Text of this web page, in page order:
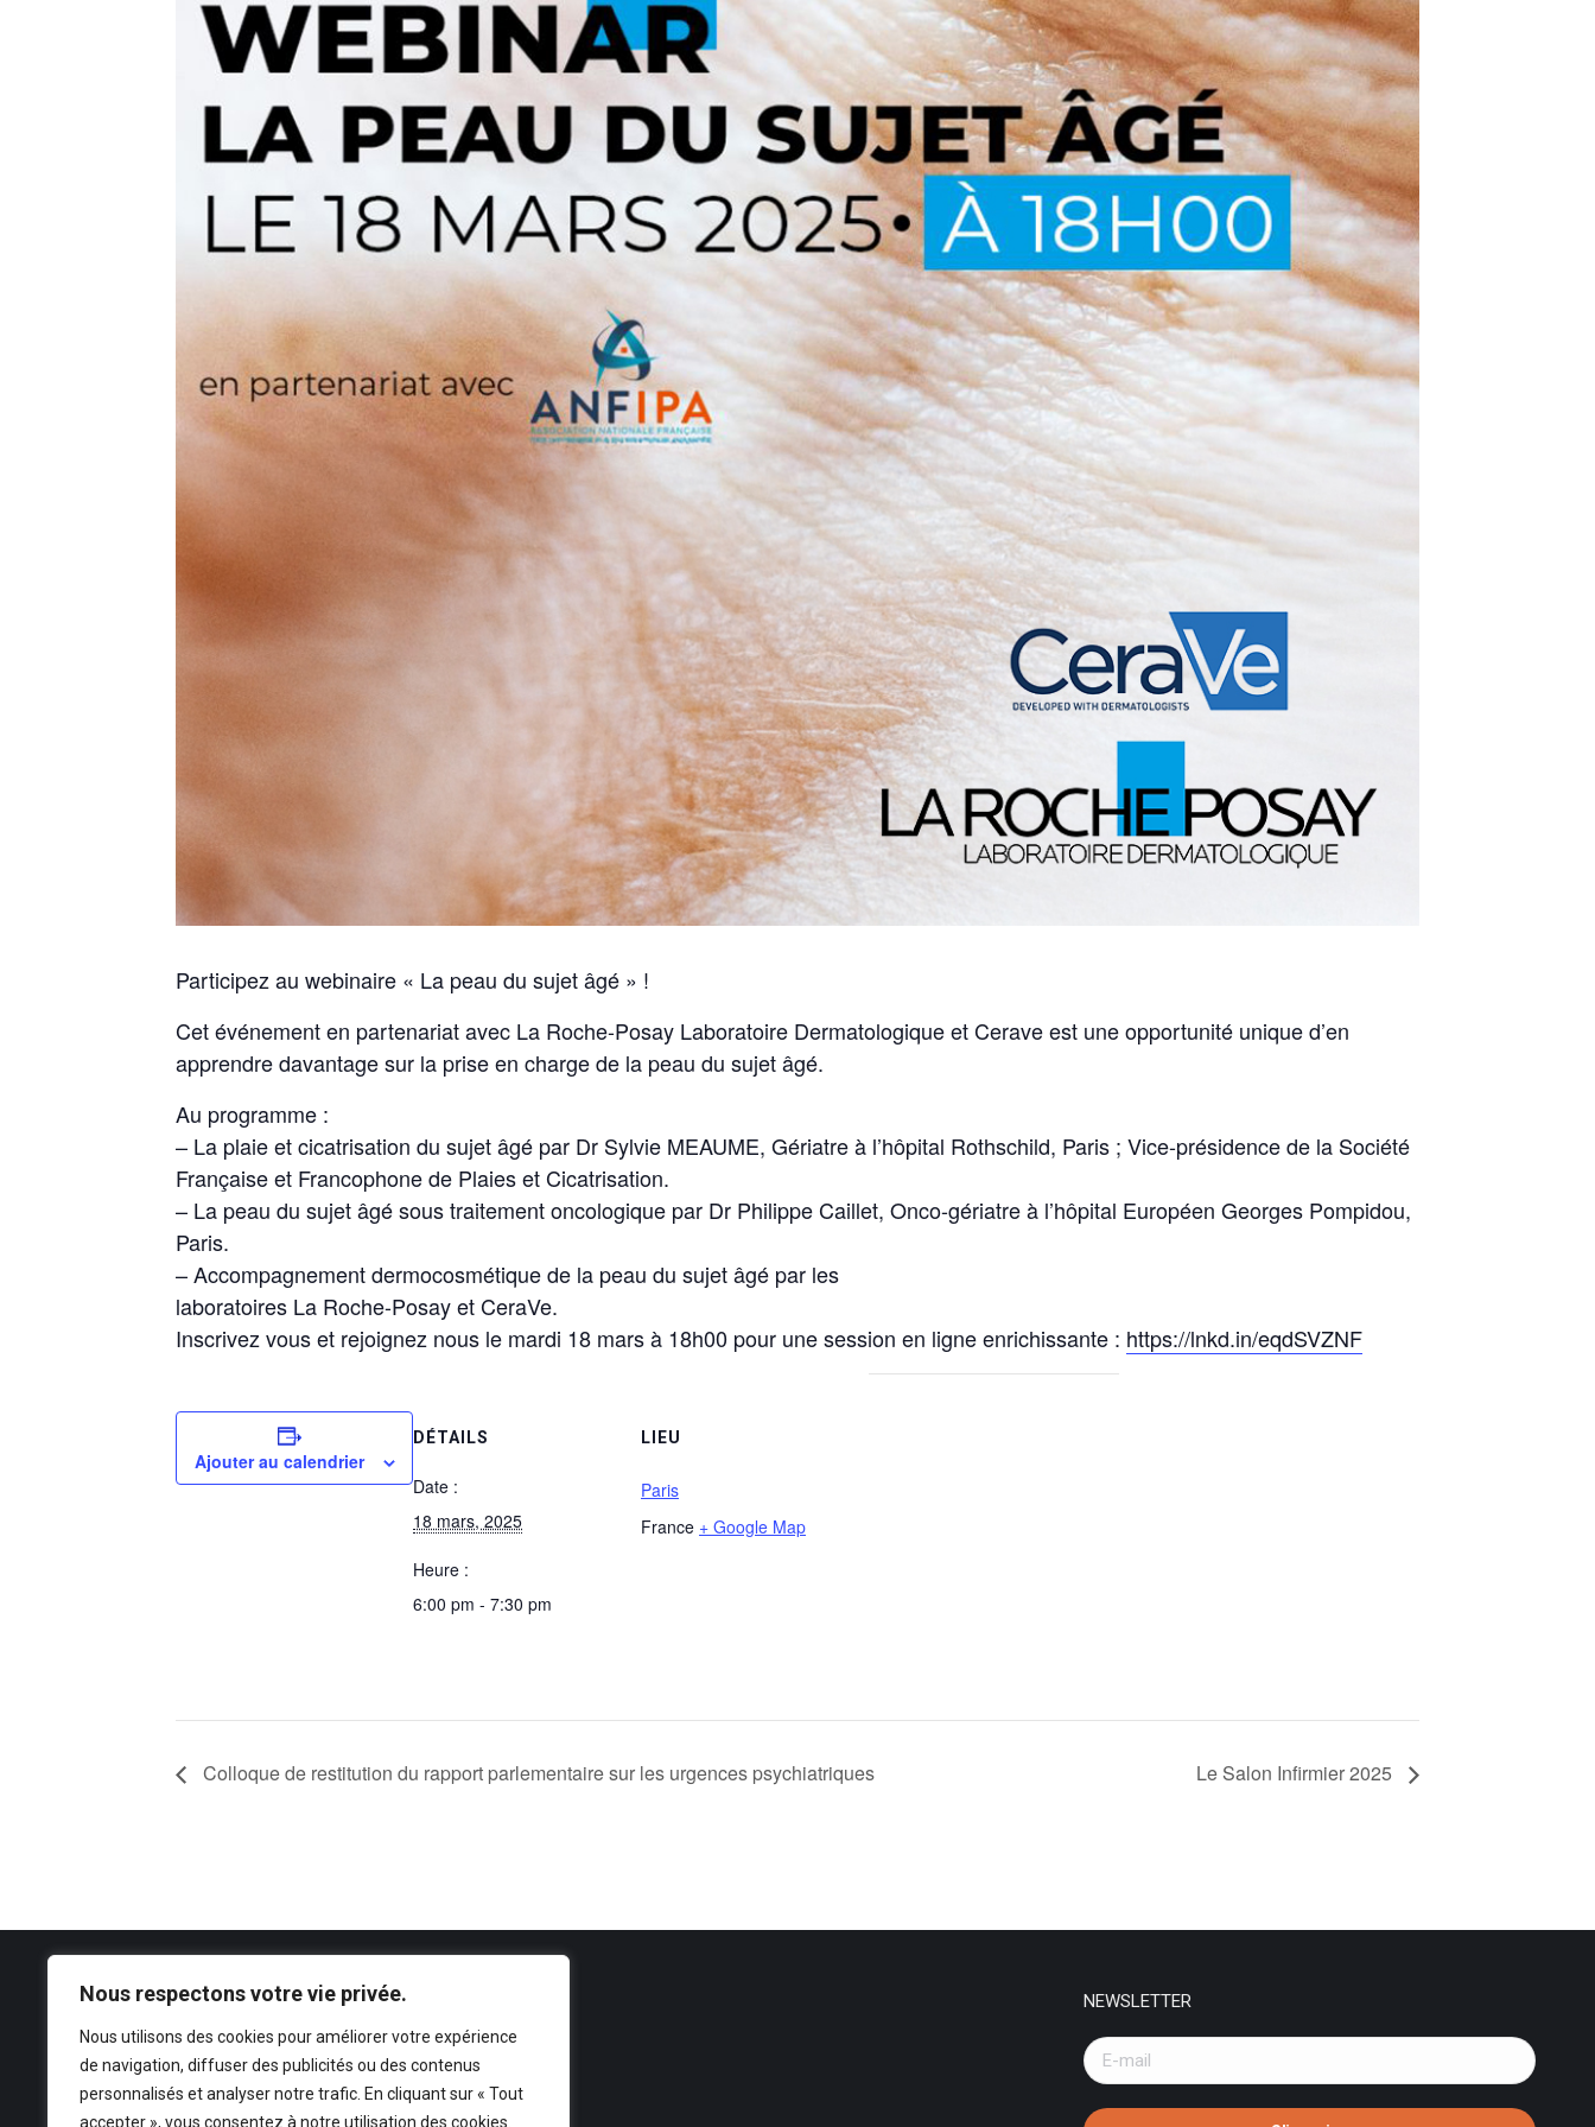
Nous respectons votre vie privée.
Nous utilisons des cookies pour améliorer votre expérience
de navigation, diffuser des publicités ou des contenus
personnalisés et analyser notre trafic. En cliquant sur « Tout
accepter », vous consentez à notre utilisation des cookies.
Participez au webinaire « La peau du sujet âgé » !
Cet événement en partenariat avec La Roche-Posay Laboratoire Dermatologique et Cerave est une opportunité unique d’en
apprendre davantage sur la prise en charge de la peau du sujet âgé.
Au programme :
– La plaie et cicatrisation du sujet âgé par Dr Sylvie MEAUME, Gériatre à l’hôpital Rothschild, Paris ; Vice-présidence de la Société
Française et Francophone de Plaies et Cicatrisation.
– La peau du sujet âgé sous traitement oncologique par Dr Philippe Caillet, Onco-gériatre à l’hôpital Européen Georges Pompidou,
Paris.
– Accompagnement dermocosmétique de la peau du sujet âgé par les
laboratoires La Roche-Posay et CeraVe.
Inscrivez vous et rejoignez nous le mardi 18 mars à 18h00 pour une session en ligne enrichissante : https://lnkd.in/eqdSVZNF
Ajouter au calendrier
DÉTAILS
Date :
18 mars, 2025
Heure :
6:00 pm - 7:30 pm
LIEU
Paris
France + Google Map
Colloque de restitution du rapport parlementaire sur les urgences psychiatriques Le Salon Infirmier 2025
CONTACT
ANFIPA
secretariat@anfipa.fr
Mentions légales
NEWSLETTER